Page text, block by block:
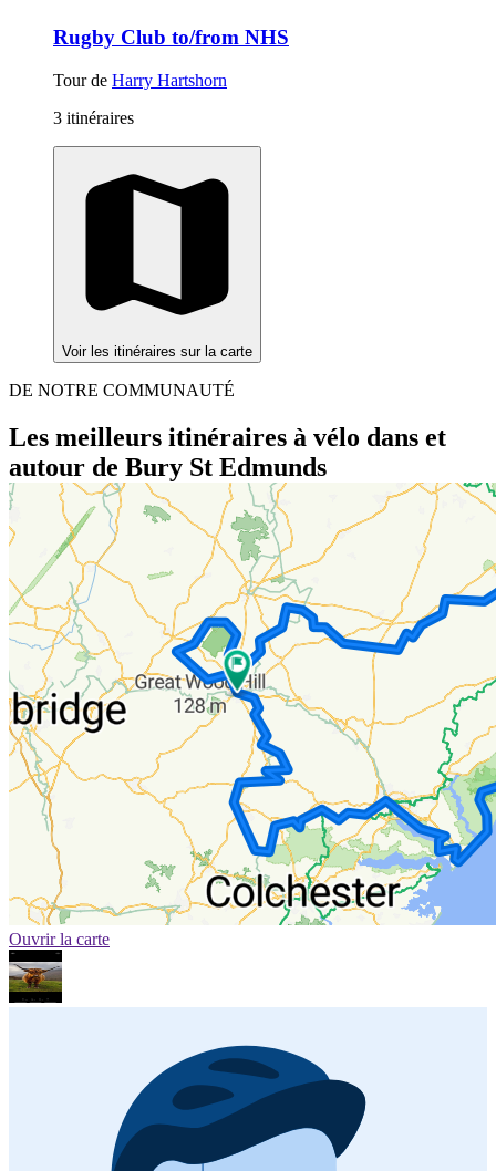
Rugby Club to/from NHS
Tour de Harry Hartshorn
3 itinéraires
Voir les itinéraires sur la carte
DE NOTRE COMMUNAUTÉ
Les meilleurs itinéraires à vélo dans et
autour de Bury St Edmunds
Ouvrir la carte